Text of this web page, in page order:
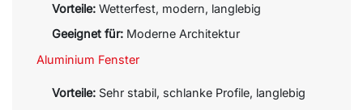
Vorteile:Wetterfest, modern, langlebig
Geeignet für:Moderne Architektur
Aluminium Fenster
Vorteile:Sehr stabil, schlanke Profile, langlebig